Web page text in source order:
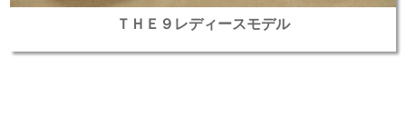
ＴＨＥ９レディースモデル